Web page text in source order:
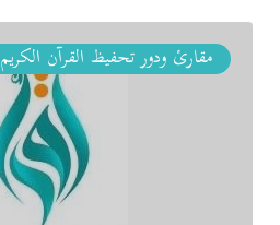
مقارئ ودور تحفيظ القرآن الكريم